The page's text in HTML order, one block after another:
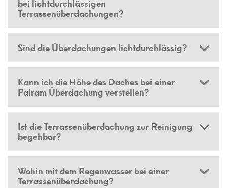
Terrassenüberdachungen?
Sind die Überdachungen lichtdurchlässig?
Kann ich die Höhe des Daches bei einer
Palram Überdachung verstellen?
Ist die Terrassenüberdachung zur Reinigung
begehbar?
Wohin mit dem Regenwasser bei einer
Terrassenüberdachung?